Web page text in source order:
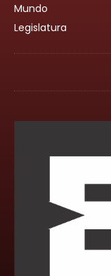
Mundo
Legislatura